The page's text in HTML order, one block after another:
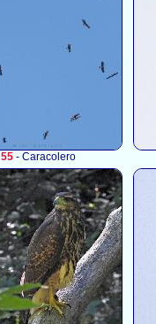
55- Caracolero